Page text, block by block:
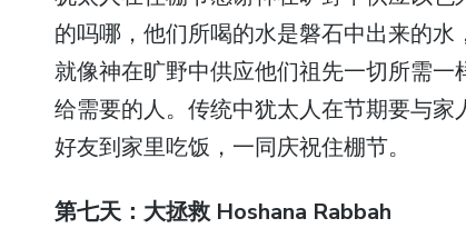
的吗哪，他们所喝的水是磐石中出来的水
就像神在旷野中供应他们祖先一切所需
给需要的人。传统中犹太人在节期要与
好友到家里吃饭，一同庆祝住棚节。
第七天：大拯救 Hoshana Rabbah